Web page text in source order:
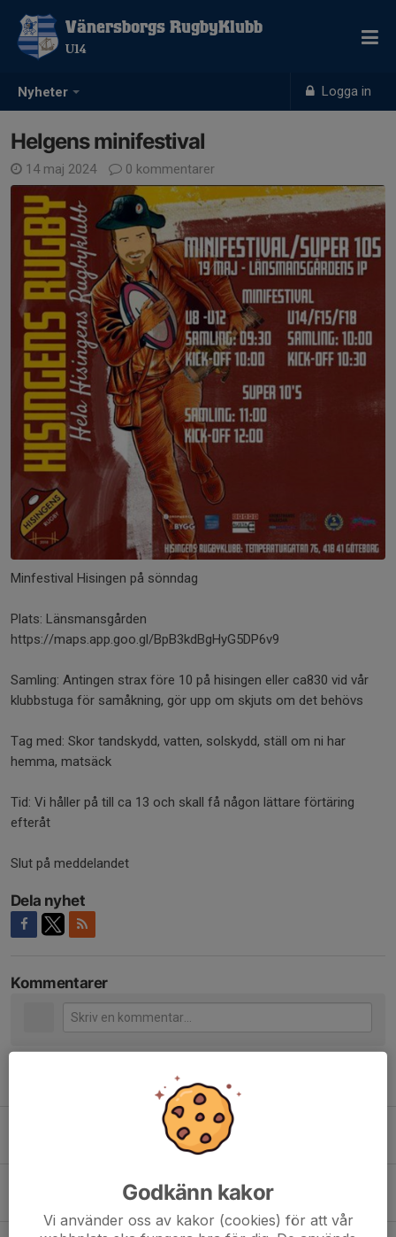
Nyheter Logga in
Vänersborgs RugbyKlubb
U14
Helgens minifestival
14 maj 2024 0 kommentarer
Minfestival Hisingen på sönndag
Plats: Länsmansgården
https://maps.app.goo.gl/BpB3kdBgHyG5DP6v9
Samling: Antingen strax före 10 på hisingen eller ca830 vid vår
klubbstuga för samåkning, gör upp om skjuts om det behövs
Tag med: Skor tandskydd, vatten, solskydd, ställ om ni har
hemma, matsäck
Tid: Vi håller på till ca 13 och skall få någon lättare förtäring
efteråt
Slut på meddelandet
Dela nyhet
Kommentarer
Avslutning inför sommaruppehåll
Viking Cup
10 jun, 12:23 0
Godkänn kakor
Vi använder oss av kakor (cookies) för att vår